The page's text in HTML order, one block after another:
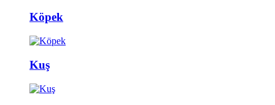
Köpek
Kuş